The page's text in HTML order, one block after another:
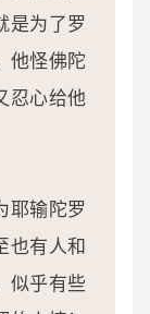
是为了罗
他怪佛陀
忍心给他
耶输陀罗
也有人和
似乎有些